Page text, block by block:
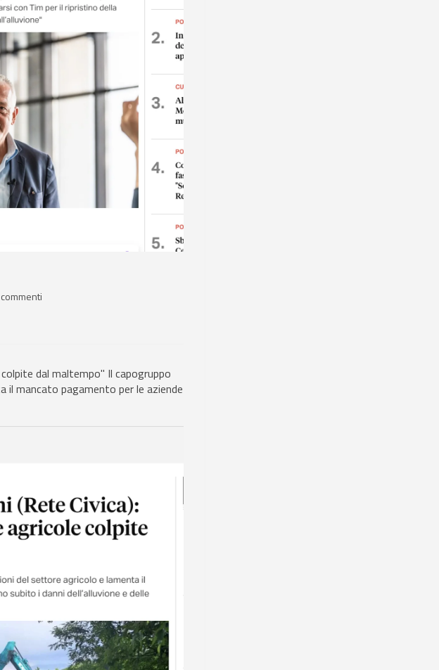
dal maltempo" Il capogruppo
il mancato pagamento per le aziende